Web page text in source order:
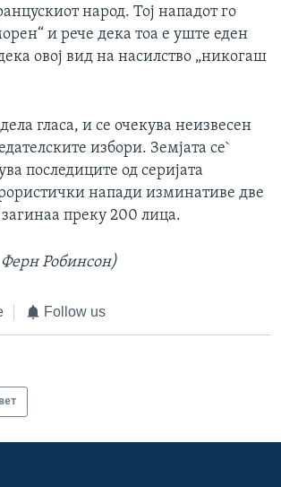
народ. Тој нападот го
и рече дека тоа е уште еден
овој вид на насилство „никогаш
гласа, и се очекува неизвесен
избори. Земјата се`
последиците од серијата
напади изминативе две
преку 200 лица.
Робинсон)
Follow us